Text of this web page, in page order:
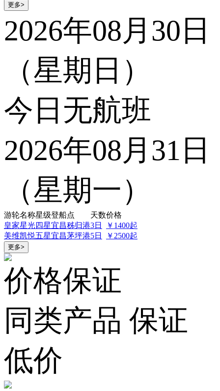
更多>
2026年08月30日
（星期日）
今日无航班
2026年08月31日
（星期一）
游轮名称星级登船点 天数价格
皇家星光四星宜昌秭归港3日
￥1400起
美维凯悦五星宜昌茅坪港5日 ￥2500起
更多>
价格保证
同类产品 保证
低价